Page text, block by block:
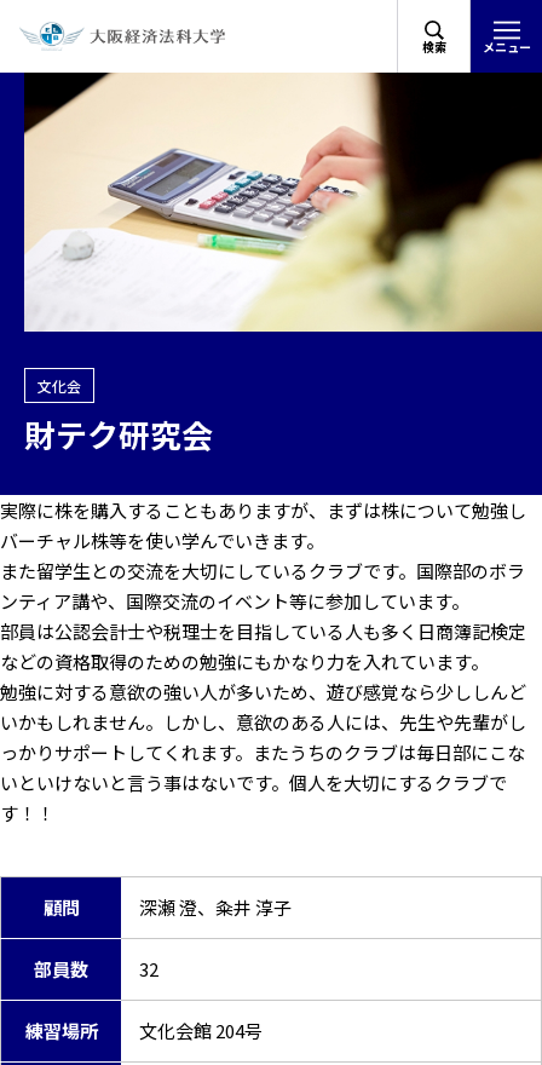
検索 メニュー
文化会
財テク研究会
顧問 深瀬 澄、粂井 淳子
部員数 32
練習場所 文化会館 204号
実際に株を購入することもありますが、まずは株について勉強し
バーチャル株等を使い学んでいきます。
また留学生との交流を大切にしているクラブです。国際部のボラ
ンティア講や、国際交流のイベント等に参加しています。
部員は公認会計士や税理士を目指している人も多く日商簿記検定
などの資格取得のための勉強にもかなり力を入れています。
勉強に対する意欲の強い人が多いため、遊び感覚なら少ししんど
いかもしれません。しかし、意欲のある人には、先生や先輩がし
っかりサポートしてくれます。またうちのクラブは毎日部にこな
いといけないと言う事はないです。個人を大切にするクラブで
す！！